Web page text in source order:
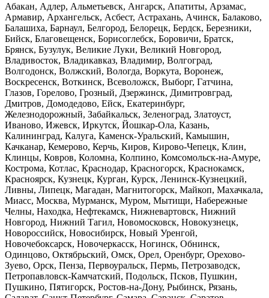
Абакан, Адлер, Альметьевск, Ангарск, Апатиты, Арзамас,
Армавир, Архангельск, Асбест, Астрахань, Ачинск, Балаково,
Балашиха, Барнаул, Белгород, Белорецк, Бердск, Березники,
Бийск, Благовещенск, Борисоглебск, Боровичи, Братск,
Брянск, Бузулук, Великие Луки, Великий Новгород,
Владивосток, Владикавказ, Владимир, Волгоград,
Волгодонск, Волжский, Вологда, Воркута, Воронеж,
Воскресенск, Воткинск, Всеволожск, Выборг, Гатчина,
Глазов, Горелово, Грозный, Дзержинск, Димитровград,
Дмитров, Домодедово, Ейск, Екатеринбург,
Железнодорожный, Забайкальск, Зеленоград, Златоуст,
Иваново, Ижевск, Иркутск, Йошкар-Ола, Казань,
Калининград, Калуга, Каменск-Уральский, Камышин,
Качканар, Кемерово, Керчь, Киров, Кирово-Чепецк, Клин,
Клинцы, Ковров, Коломна, Колпино, Комсомольск-на-Амуре,
Кострома, Котлас, Краснодар, Красногорск, Краснокамск,
Красноярск, Кузнецк, Курган, Курск, Ленинск-Кузнецкий,
Ливны, Липецк, Магадан, Магнитогорск, Майкоп, Махачкала,
Миасс, Москва, Мурманск, Муром, Мытищи, Набережные
Челны, Находка, Нефтекамск, Нижневартовск, Нижний
Новгород, Нижний Тагил, Новомосковск, Новокузнецк,
Новороссийск, Новосибирск, Новый Уренгой,
Новочебоксарск, Новочеркасск, Ногинск, Обнинск,
Одинцово, Октябрьский, Омск, Орел, Оренбург, Орехово-
Зуево, Орск, Пенза, Первоуральск, Пермь, Петрозаводск,
Петропавловск-Камчатский, Подольск, Псков, Пушкин,
Пушкино, Пятигорск, Ростов-на-Дону, Рыбинск, Рязань,